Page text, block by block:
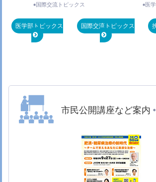
受賞表彰式及び受賞者セミ
ピックス
を行いました
国際交流トピ
2026.7.1
省
2026.6.29
ージを公開しました
先進医
コンケン大学の短期留学生が
研修を修了しました
国際交
【市民公開講座】10月10日
国際交流トピックス 医
医学部トピックス 国際交流トピックス
市民公開講座など案内